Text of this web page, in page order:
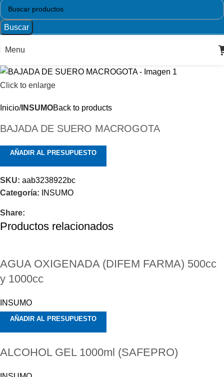
Buscar
Menu
Click to enlarge
Inicio INSUMOBack to products
BAJADA DE SUERO MACROGOTA
AÑADIR AL PRESUPUESTO
SKU: aab3238922bc
Categoría:
INSUMO
Share:
Productos relacionados
AGUA OXIGENADA (DIFEM FARMA) 500cc
y 1000cc
INSUMO
AÑADIR AL PRESUPUESTO
ALCOHOL GEL 1000ml (SAFEPRO)